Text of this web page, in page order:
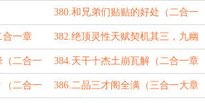
章节）
380.和兄弟们贴贴的好处（二合一
章节）
合一章 382.绝顶灵性天赋契机其三，九幽
火髓（二合一章节）
（二合一 384.天干十杰土崩瓦解（二合一章
节）
（二合一 386.二品三才阁全满（三合一大章